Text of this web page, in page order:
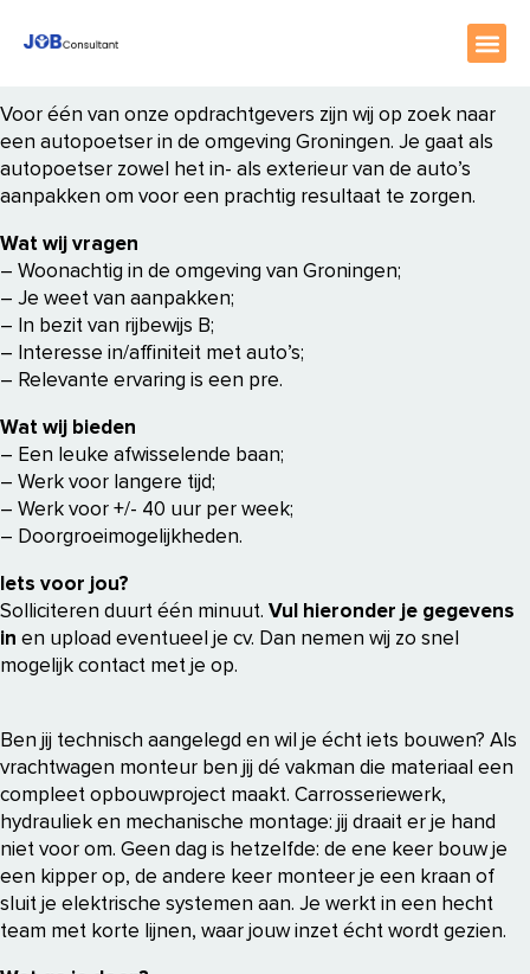
Voor één van onze opdrachtgevers zijn wij op zoek naar
een autopoetser in de omgeving Groningen. Je gaat als
autopoetser zowel het in- als exterieur van de auto’s
aanpakken om voor een prachtig resultaat te zorgen.
Wat wij vragen
– Woonachtig in de omgeving van Groningen;
– Je weet van aanpakken;
– In bezit van rijbewijs B;
– Interesse in/affiniteit met auto’s;
– Relevante ervaring is een pre.
Wat wij bieden
– Een leuke afwisselende baan;
– Werk voor langere tijd;
– Werk voor +/- 40 uur per week;
– Doorgroeimogelijkheden.
Iets voor jou?
Solliciteren duurt één minuut. Vul hieronder je gegevens
in en upload eventueel je cv. Dan nemen wij zo snel
mogelijk contact met je op.
Ben jij technisch aangelegd en wil je écht iets bouwen? Als
vrachtwagen monteur ben jij dé vakman die materiaal een
compleet opbouwproject maakt. Carrosseriewerk,
hydrauliek en mechanische montage: jij draait er je hand
niet voor om. Geen dag is hetzelfde: de ene keer bouw je
een kipper op, de andere keer monteer je een kraan of
sluit je elektrische systemen aan. Je werkt in een hecht
team met korte lijnen, waar jouw inzet écht wordt gezien.